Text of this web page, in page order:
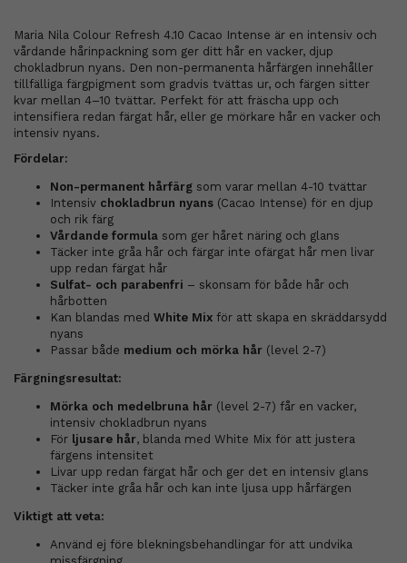
Maria Nila Colour Refresh 4.10 Cacao Intense är en intensiv och
vårdande hårinpackning som ger ditt hår en vacker, djup
chokladbrun nyans. Den non-permanenta hårfärgen innehåller
tillfälliga färgpigment som gradvis tvättas ur, och färgen sitter
kvar mellan 4–10 tvättar. Perfekt för att fräscha upp och
intensifiera redan färgat hår, eller ge mörkare hår en vacker och
intensiv nyans.
Fördelar:
Non-permanent hårfärg som varar mellan 4-10 tvättar
Intensiv chokladbrun nyans (Cacao Intense) för en djup
och rik färg
Vårdande formula som ger håret näring och glans
Täcker inte gråa hår och färgar inte ofärgat hår men livar
upp redan färgat hår
Sulfat- och parabenfri – skonsam för både hår och
hårbotten
Kan blandas med White Mix för att skapa en skräddarsydd
nyans
Passar både medium och mörka hår (level 2-7)
Färgningsresultat:
Mörka och medelbruna hår (level 2-7) får en vacker,
intensiv chokladbrun nyans
För ljusare hår, blanda med White Mix för att justera
färgens intensitet
Livar upp redan färgat hår och ger det en intensiv glans
Täcker inte gråa hår och kan inte ljusa upp hårfärgen
Viktigt att veta:
Använd ej före blekningsbehandlingar för att undvika